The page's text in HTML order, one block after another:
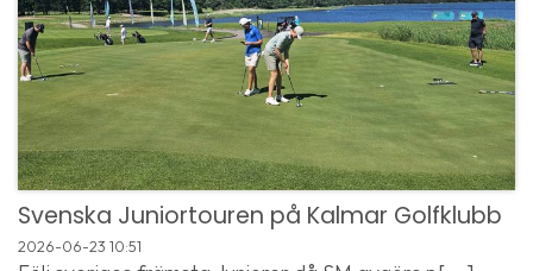
Svenska Juniortouren på Kalmar Golfklubb
2026-06-23 10:51